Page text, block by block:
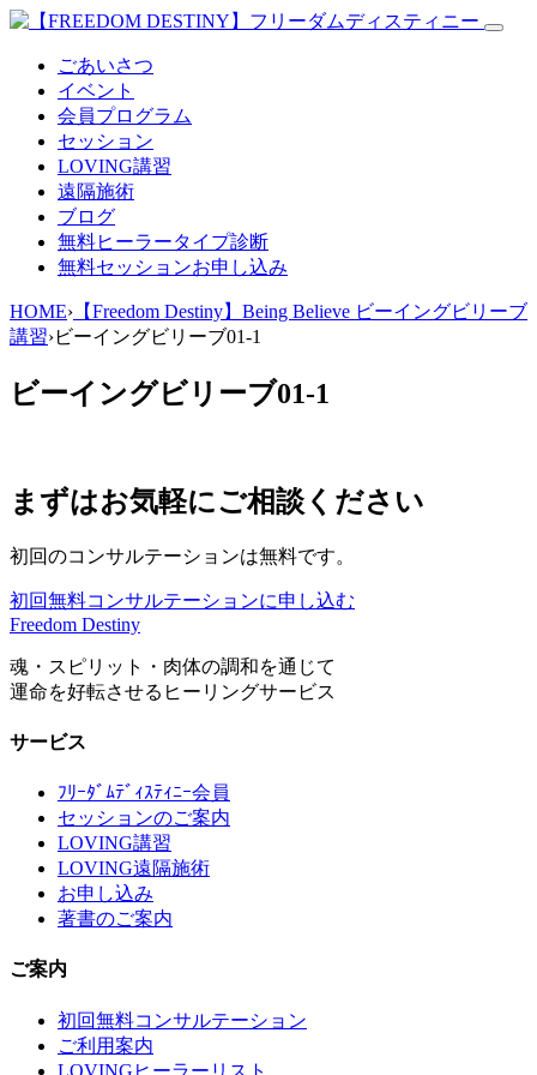
ごあいさつ
イベント
会員プログラム
セッション
LOVING講習
遠隔施術
ブログ
無料ヒーラータイプ診断
無料セッションお申し込み
HOME› 【Freedom Destiny】Being Believe ビーイングビリーブ
講習›ビーイングビリーブ01-1
ビーイングビリーブ01-1
まずはお気軽にご相談ください
初回のコンサルテーションは無料です。
初回無料コンサルテーションに申し込む
Freedom Destiny
魂・スピリット・肉体の調和を通じて
運命を好転させるヒーリングサービス
サービス
ﾌﾘｰﾀﾞﾑﾃﾞｨｽﾃｨﾆｰ会員
セッションのご案内
LOVING講習
LOVING遠隔施術
お申し込み
著書のご案内
ご案内
初回無料コンサルテーション
ご利用案内
LOVINGヒーラーリスト